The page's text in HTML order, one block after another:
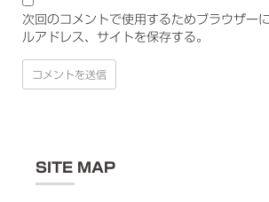
次回のコメントで使用するためブラウザー
ルアドレス、サイトを保存する。
SITE MAP